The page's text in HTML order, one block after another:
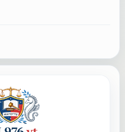
ces opérations ne modifient
Gérance : M
RESIDENCE SAINT
VALLONS 97600
l'un d'eux ou à des
du cédant. L'agrément sera
la Société. Durée : 99 ans à
au RCS de